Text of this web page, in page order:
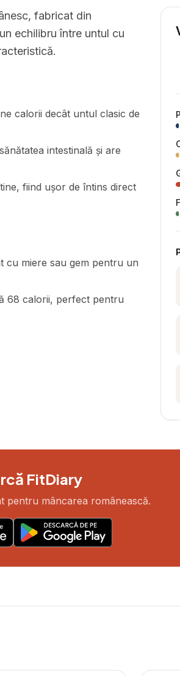
fabricat din
echilibru între untul cu
calorii decât untul clasic de
intestinală și are
fiind ușor de întins direct
cu miere sau gem pentru un
68 calorii, perfect pentru
FitDiary
pentru mâncarea românească.